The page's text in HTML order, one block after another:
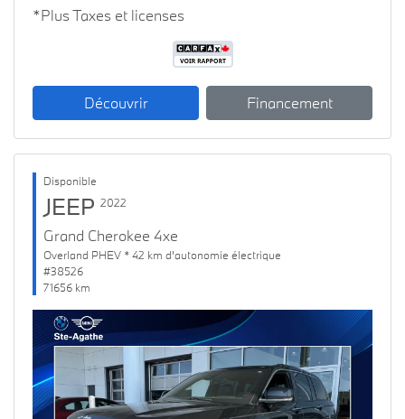
*Plus Taxes et licenses
Découvrir Financement
Disponible
JEEP 2022
Grand Cherokee 4xe
Overland PHEV * 42 km d'autonomie électrique
#38526
71656 km